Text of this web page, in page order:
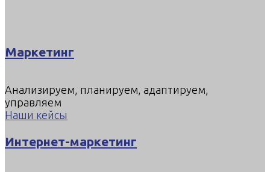
Маркетинг
Анализируем, планируем, адаптируем,
управляем
Наши кейсы
Интернет-маркетинг